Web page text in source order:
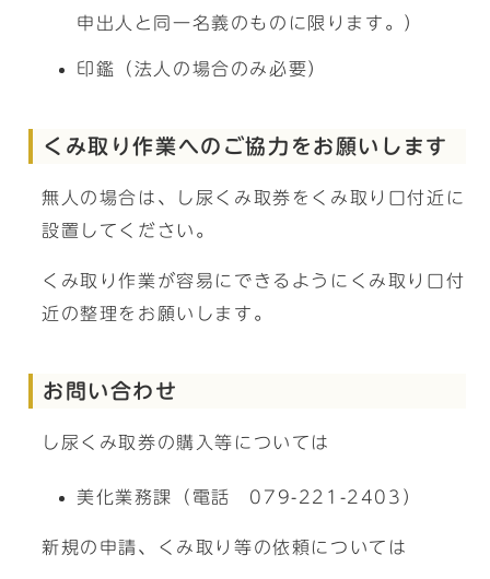
申出人と同一名義のものに限ります。）
印鑑（法人の場合のみ必要）
くみ取り作業へのご協力をお願いします
無人の場合は、し尿くみ取券をくみ取り口付近に
設置してください。
くみ取り作業が容易にできるようにくみ取り口付
近の整理をお願いします。
お問い合わせ
し尿くみ取券の購入等については
美化業務課（電話 079-221-2403）
新規の申請、くみ取り等の依頼については